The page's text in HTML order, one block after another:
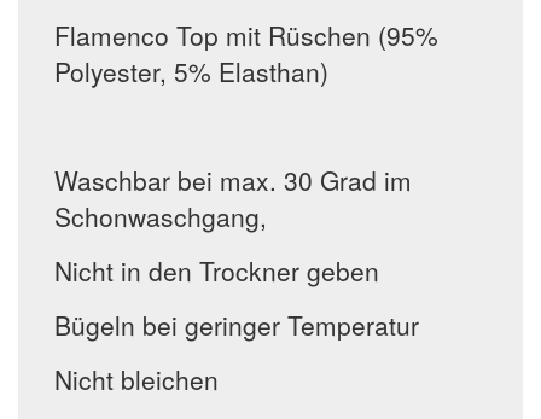
Flamenco Top mit Rüschen (95%
Polyester, 5% Elasthan)
Waschbar bei max. 30 Grad im
Schonwaschgang,
Nicht in den Trockner geben
Bügeln bei geringer Temperatur
Nicht bleichen